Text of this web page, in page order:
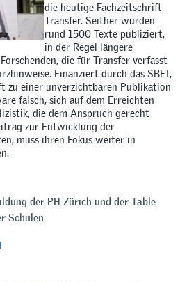
die heutige Fachzeitschrift
Transfer. Seither wurden
rund 1500 Texte publiziert,
in der Regel längere
die für Transfer verfasst
Finanziert durch das SBFI,
zu einer unverzichtbaren Publikation
falsch, sich auf dem Erreichten
die dem Anspruch gerecht
zur Entwicklung der
muss ihren Fokus weiter in
der PH Zürich und der Table
Schulen